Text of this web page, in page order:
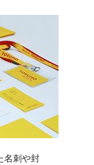
名刺や封